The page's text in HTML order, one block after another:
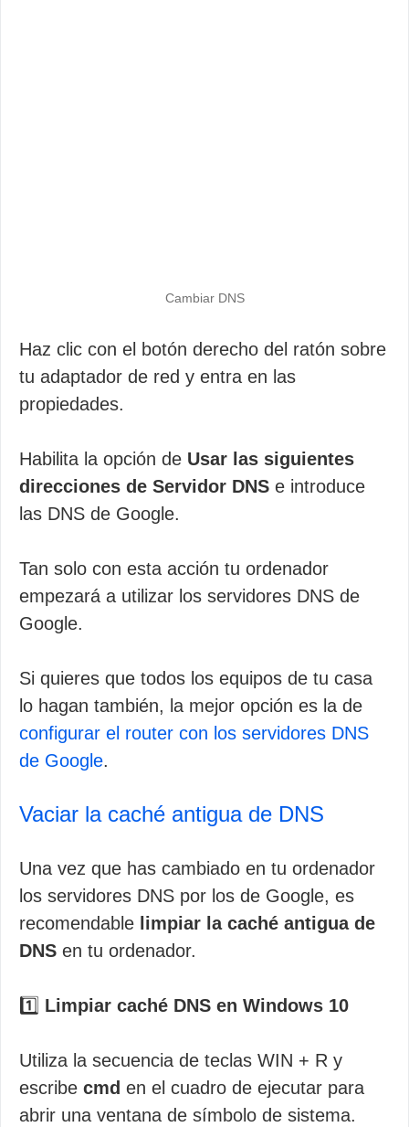
Cambiar DNS
Haz clic con el botón derecho del ratón sobre
tu adaptador de red y entra en las
propiedades.
Habilita la opción de Usar las siguientes
direcciones de Servidor DNS e introduce
las DNS de Google.
Tan solo con esta acción tu ordenador
empezará a utilizar los servidores DNS de
Google.
Si quieres que todos los equipos de tu casa
lo hagan también, la mejor opción es la de
configurar el router con los servidores DNS
de Google.
Vaciar la caché antigua de DNS
Una vez que has cambiado en tu ordenador
los servidores DNS por los de Google, es
recomendable limpiar la caché antigua de
DNS en tu ordenador.
1️⃣ Limpiar caché DNS en Windows 10
Utiliza la secuencia de teclas WIN + R y
escribe cmd en el cuadro de ejecutar para
abrir una ventana de símbolo de sistema.